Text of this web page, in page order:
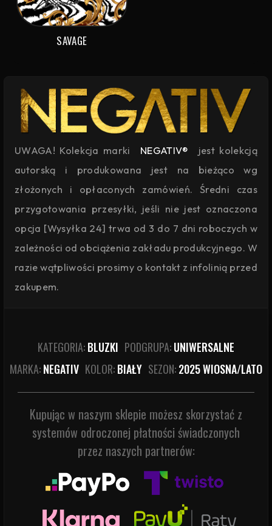
SAVAGE
UWAGA! Kolekcja marki NEGATIV®
jest kolekcją
autorską i produkowana jest na bieżąco wg
złożonych i opłaconych zamówień. Średni czas
przygotowania przesyłki, jeśli nie jest oznaczona
opcja [Wysyłka 24] trwa od 3 do 7 dni roboczych w
zależności od obciążenia zakładu produkcyjnego. W
razie wątpliwości prosimy o kontakt z infolinią przed
zakupem.
KATEGORIA:BLUZKI PODGRUPA:UNIWERSALNE
MARKA:NEGATIV KOLOR:BIAŁY SEZON:2025 WIOSNA/LATO
Kupując w naszym sklepie możesz skorzystać z
systemów odroczonej płatności świadczonych
przez naszych partnerów: